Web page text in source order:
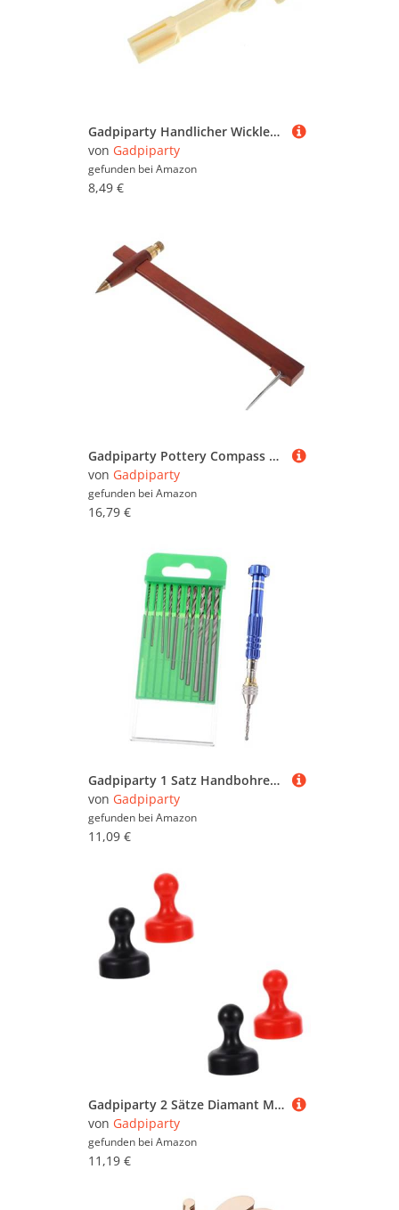
Gadpiparty Handlicher Wickler für Garn Tragbarer und Einfacher Wickler mit Abnehmbarem Langlebig und Sicher der Anwendung für Strickzubehör und Hobbyprojekte
von Gadpiparty
gefunden bei Amazon
8,49 €
Gadpiparty Pottery Compass Circle Cutter aus Verstellbarer für Teekannenherstellung Präziser Keramik Messschieber Robustes Töpferwerkzeug für Profi und Heimgebrauch
von Gadpiparty
gefunden bei Amazon
16,79 €
Gadpiparty 1 Satz Handbohrer Set mit Bohrern Präzisionswerkzeug für DIY Schmuck und Uhr Reparatur und rutschfest Pinzette
von Gadpiparty
gefunden bei Amazon
11,09 €
Gadpiparty 2 Sätze Diamant Malerei Locator Kreuzstich Locator Und Druckwerkzeug Für DIY Diamantmalerei Für Stickerei Und Projekte 2 Stücke * 2
von Gadpiparty
gefunden bei Amazon
11,19 €